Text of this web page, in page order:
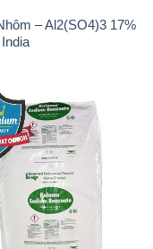
– Al2(SO4)3 17%